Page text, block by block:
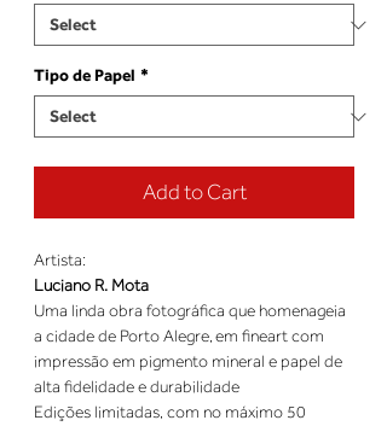
Tipo de Papel *
Add to Cart
Artista:
Luciano R. Mota
Uma linda obra fotográfica que homenageia
a cidade de Porto Alegre, em fineart com
impressão em pigmento mineral e papel de
alta fidelidade e durabilidade
Edições limitadas, com no máximo 50